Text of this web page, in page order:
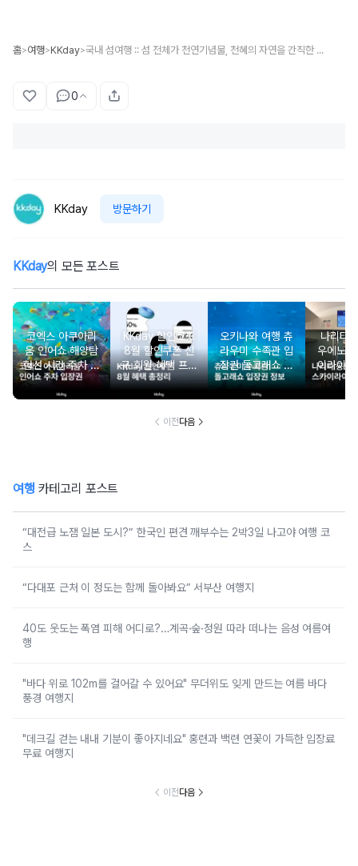
홈>여행>KKday> 국내 섬여행 :: 섬 전체가 천연기념물, 천혜의 자연을 간직한 홍도
0
KKday 방문하기
KKday의 모든 포스트
코엑스 아쿠아리
움 인어쇼 해양탐
험선 시간 주차 입
장권 할인
KKday 할인코드
8월 할인쿠폰 신
규 회원 혜택 프로
모션 할인 모음
오키나와 여행 츄
라우미 수족관 입
장권 돌고래쇼 예
약
나리타
우에노
이라이
약 시간
이전다음
여행 카테고리 포스트
“대전급 노잼 일본 도시?” 한국인 편견 깨부수는 2박3일 나고야 여행 코
스
“다대포 근처 이 정도는 함께 돌아봐요” 서부산 여행지
40도 웃도는 폭염 피해 어디로?…계곡·숲·정원 따라 떠나는 음성 여름여
행
"바다 위로 102m를 걸어갈 수 있어요" 무더위도 잊게 만드는 여름 바다
풍경 여행지
"데크길 걷는 내내 기분이 좋아지네요" 홍련과 백련 연꽃이 가득한 입장료
무료 여행지
이전다음